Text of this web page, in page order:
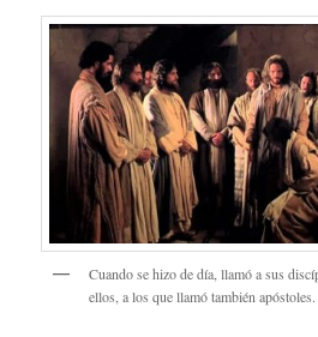
Cuando se hizo de día, llamó a sus
ellos, a los que llamó también apóstoles.